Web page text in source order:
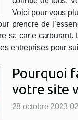
Voici pour vous
prendre de
sa carte
entreprises pour
Pourquoi
votre site
28 octobre 2023